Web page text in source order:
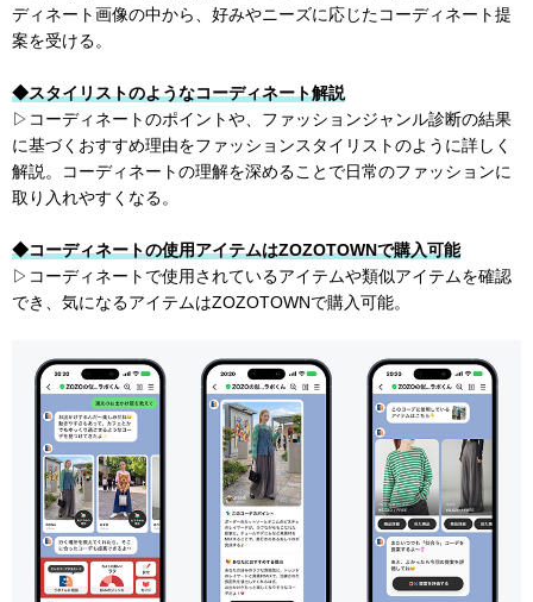
ディネート画像の中から、好みやニーズに応じたコーディネート提
案を受ける。
◆スタイリストのようなコーディネート解説
▷コーディネートのポイントや、ファッションジャンル診断の結果
に基づくおすすめ理由をファッションスタイリストのように詳しく
解説。コーディネートの理解を深めることで日常のファッションに
取り入れやすくなる。
◆コーディネートの使用アイテムはZOZOTOWNで購入可能
▷コーディネートで使用されているアイテムや類似アイテムを確認
でき、気になるアイテムはZOZOTOWNで購入可能。